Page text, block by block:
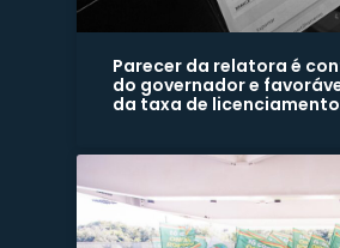
Parecer da relatora é
do governador e
da taxa de licenciamento